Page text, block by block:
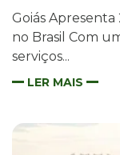
Goiás
no Brasil Com
serviços...
LER MAIS